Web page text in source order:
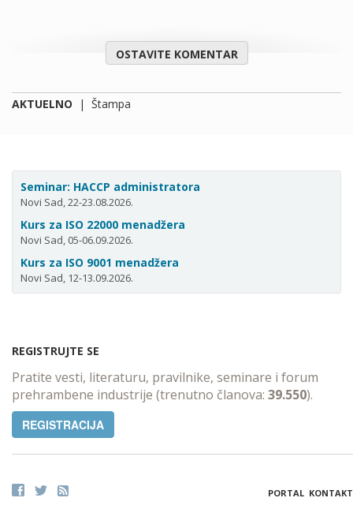
OSTAVITE KOMENTAR
AKTUELNO | Štampa
Seminar: HACCP administratora
Novi Sad, 22-23.08.2026.
Kurs za ISO 22000 menadžera
Novi Sad, 05-06.09.2026.
Kurs za ISO 9001 menadžera
Novi Sad, 12-13.09.2026.
REGISTRUJTE SE
Pratite vesti, literaturu, pravilnike, seminare i forum
prehrambene industrije (trenutno članova: 39.550).
REGISTRACIJA
PORTAL KONTAKT